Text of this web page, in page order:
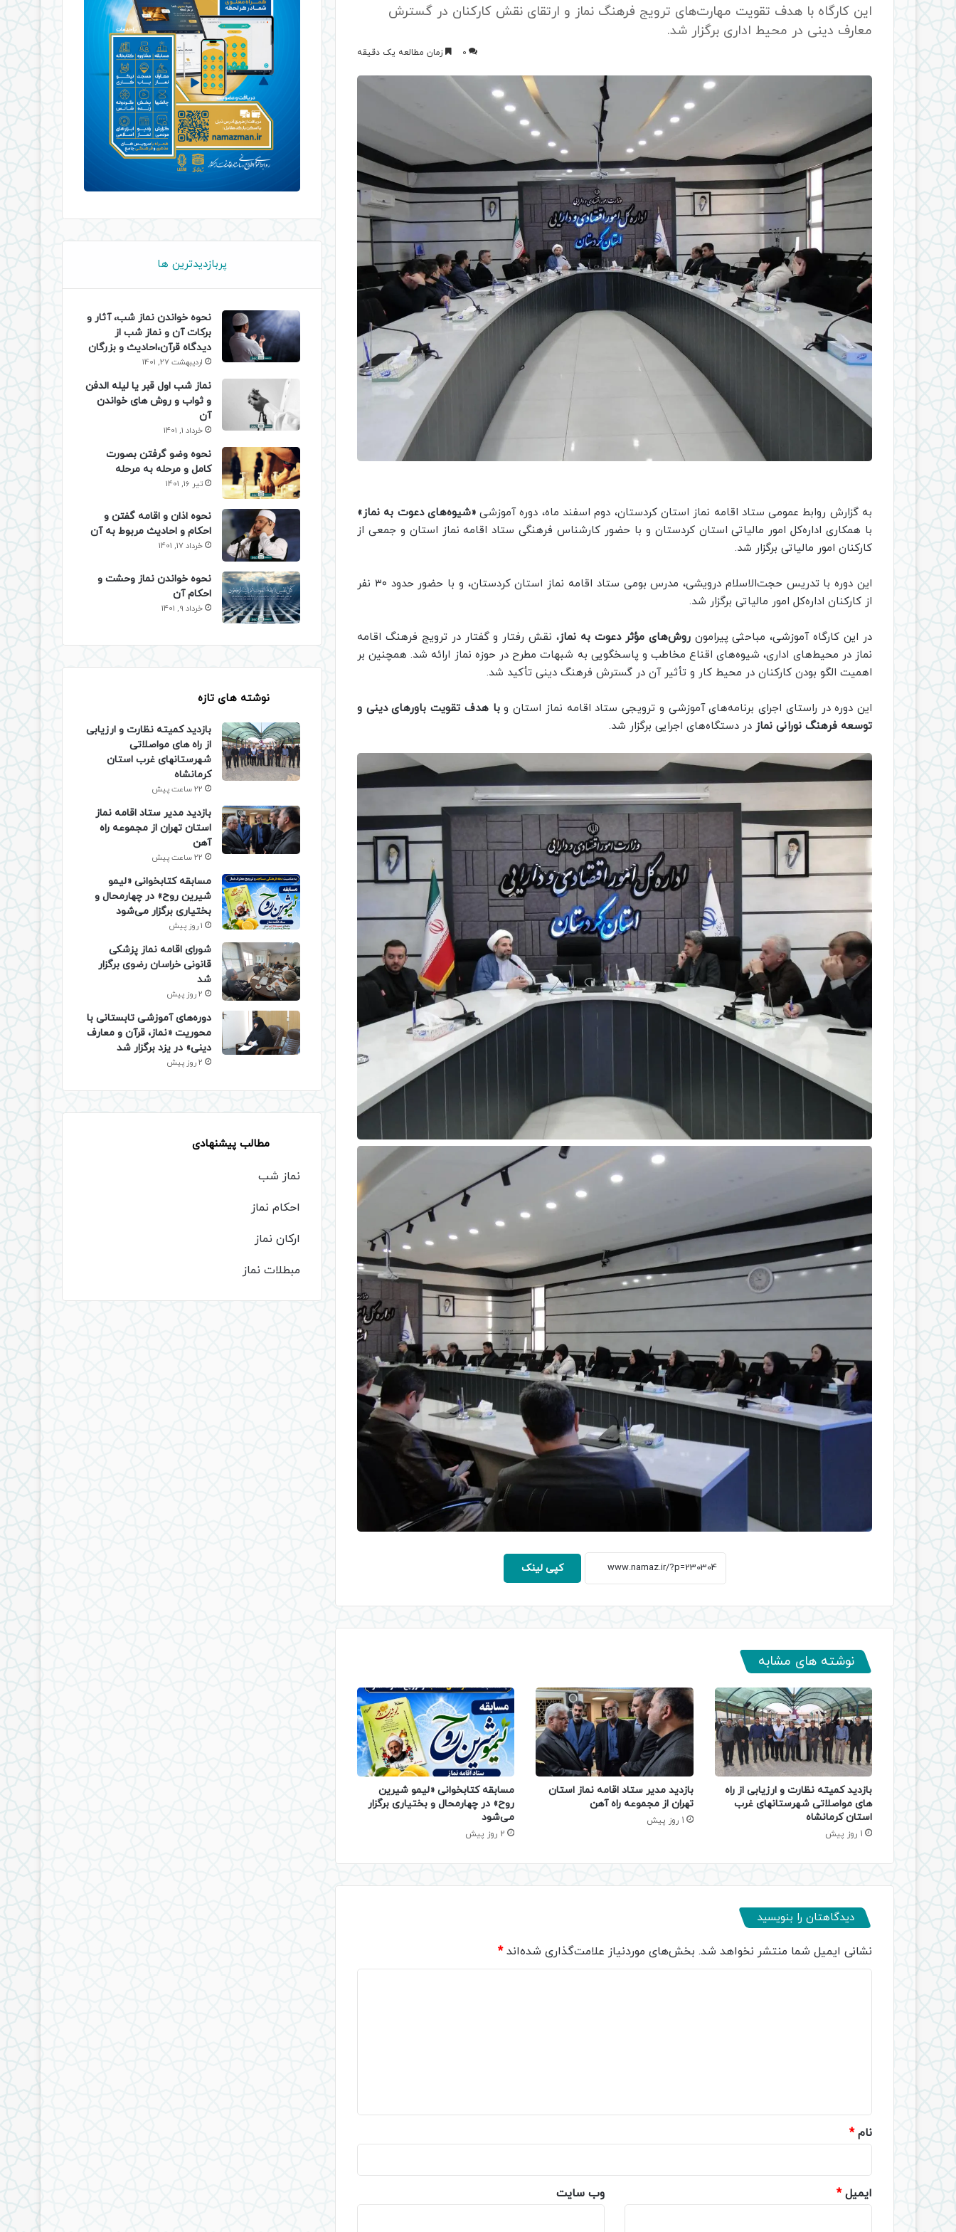
این کارگاه با هدف تقویت مهارت‌های ترویج فرهنگ نماز و ارتقای نقش کارکنان در گسترش
معارف دینی در محیط اداری برگزار شد.
0 زمان مطالعه یک دقیقه
به گزارش روابط عمومی ستاد اقامه نماز استان کردستان، دوم اسفند ماه، دوره آموزشی«شیوه‌های دعوت به نماز»
با همکاری اداره‌کل امور مالیاتی استان کردستان و با حضور کارشناس فرهنگی ستاد اقامه نماز استان و جمعی از
کارکنان امور مالیاتی برگزار شد.
این دوره با تدریس حجت‌الاسلام درویشی، مدرس بومی ستاد اقامه نماز استان کردستان، و با حضور حدود ۳۰ نفر
از کارکنان اداره‌کل امور مالیاتی برگزار شد.
در این کارگاه آموزشی، مباحثی پیرامونروش‌های مؤثر دعوت به نماز، نقش رفتار و گفتار در ترویج فرهنگ اقامه
نماز در محیط‌های اداری، شیوه‌های اقناع مخاطب و پاسخگویی به شبهات مطرح در حوزه نماز ارائه شد. همچنین بر
اهمیت الگو بودن کارکنان در محیط کار و تأثیر آن در گسترش فرهنگ دینی تأکید شد.
این دوره در راستای اجرای برنامه‌های آموزشی و ترویجی ستاد اقامه نماز استان وبا هدف تقویت باورهای دینی و
توسعه فرهنگ نورانی نماز در دستگاه‌های اجرایی برگزار شد.
کپی لینک
نوشته های مشابه
بازدید کمیته نظارت و ارزیابی از راه
های مواصلاتی شهرستانهای غرب
استان کرمانشاه
1 روز پیش
بازدید مدیر ستاد اقامه نماز استان
تهران از مجموعه راه آهن
1 روز پیش
مسابقه کتابخوانی «لیمو شیرین
روح» در چهارمحال و بختیاری برگزار
می‌شود
2 روز پیش
دیدگاهتان را بنویسید
نشانی ایمیل شما منتشر نخواهد شد. بخش‌های موردنیاز علامت‌گذاری شده‌اند*
نام*
ایمیل* وب‌ سایت
پربازدیدترین ها
نحوه خواندن نماز شب، آثار و
برکات آن و نماز شب از
دیدگاه قرآن،احادیث و بزرگان
اردیبهشت 27, 1401
نماز شب اول قبر یا لیله الدفن
و ثواب و روش های خواندن
آن
خرداد 1, 1401
نحوه وضو گرفتن بصورت
کامل و مرحله به مرحله
تیر 16, 1401
نحوه اذان و اقامه گفتن و
احکام و احادیث مربوط به آن
خرداد 17, 1401
نحوه خواندن نماز وحشت و
احکام آن
خرداد 9, 1401
نوشته های تازه
بازدید کمیته نظارت و ارزیابی
از راه های مواصلاتی
شهرستانهای غرب استان
کرمانشاه
22 ساعت پیش
بازدید مدیر ستاد اقامه نماز
استان تهران از مجموعه راه
آهن
22 ساعت پیش
مسابقه کتابخوانی «لیمو
شیرین روح» در چهارمحال و
بختیاری برگزار می‌شود
1 روز پیش
شورای اقامه نماز پزشکی
قانونی خراسان رضوی برگزار
شد
2 روز پیش
دوره‌های آموزشی تابستانی با
محوریت «نماز، قرآن و معارف
دینی» در یزد برگزار شد
2 روز پیش
مطالب پیشنهادی
نماز شب
احکام نماز
ارکان نماز
مبطلات نماز